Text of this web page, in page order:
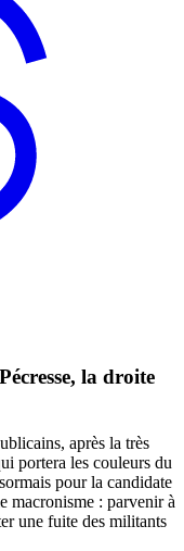
la droite
après la très
portera les couleurs du
pour la candidate
macronisme : parvenir à
une fuite des militants